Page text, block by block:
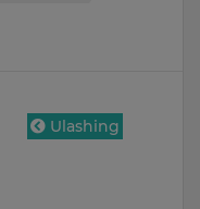
Ulashing